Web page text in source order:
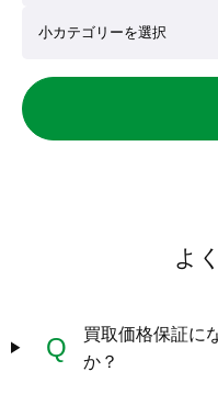
よ
Q
買取価格保証に
か？